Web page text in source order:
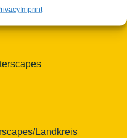
Imprint
Landkreis